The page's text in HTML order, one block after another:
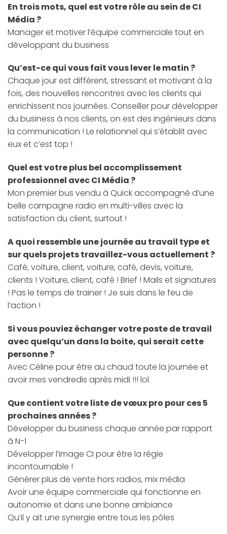
En trois mots, quel est votre rôle au sein de CI
Média ?
Manager et motiver l’équipe commerciale tout en
développant du business
Qu’est-ce qui vous fait vous lever le matin ?
Chaque jour est différent, stressant et motivant à la
fois, des nouvelles rencontres avec les clients qui
enrichissent nos journées. Conseiller pour développer
du business à nos clients, on est des ingénieurs dans
la communication ! Le relationnel qui s’établit avec
eux et c’est top !
Quel est votre plus bel accomplissement
professionnel avec CI Média ?
Mon premier bus vendu à Quick accompagné d’une
belle campagne radio en multi-villes avec la
satisfaction du client, surtout !
A quoi ressemble une journée au travail type et
sur quels projets travaillez-vous actuellement ?
Café, voiture, client, voiture, café, devis, voiture,
clients ! Voiture, client, café ! Brief ! Mails et signatures
! Pas le temps de trainer ! Je suis dans le feu de
l’action !
Si vous pouviez échanger votre poste de travail
avec quelqu’un dans la boite, qui serait cette
personne ?
Avec Céline pour être au chaud toute la journée et
avoir mes vendredis après midi !!! lol
Que contient votre liste de vœux pro pour ces 5
prochaines années ?
Développer du business chaque année par rapport
à N-1
Développer l’image CI pour être la régie
incontournable !
Générer plus de vente hors radios, mix média
Avoir une équipe commerciale qui fonctionne en
autonomie et dans une bonne ambiance
Qu’il y ait une synergie entre tous les pôles